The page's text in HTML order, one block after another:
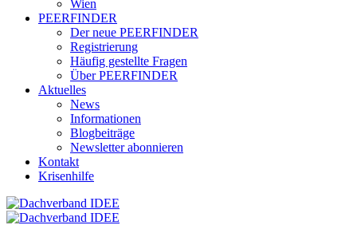
Wien
PEERFINDER
Der neue PEERFINDER
Registrierung
Häufig gestellte Fragen
Über PEERFINDER
Aktuelles
News
Informationen
Blogbeiträge
Newsletter abonnieren
Kontakt
Krisenhilfe